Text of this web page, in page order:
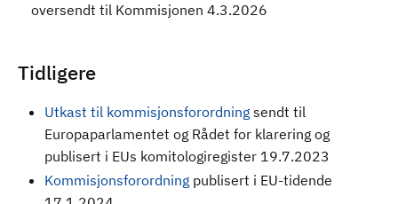
oversendt til Kommisjonen 4.3.2026
Tidligere
Utkast til kommisjonsforordning sendt til
Europaparlamentet og Rådet for klarering og
publisert i EUs komitologiregister 19.7.2023
Kommisjonsforordning publisert i EU-tidende